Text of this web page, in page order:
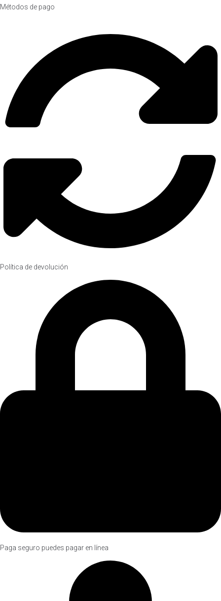
Métodos de pago
Política de devolución
Paga seguro puedes pagar en línea